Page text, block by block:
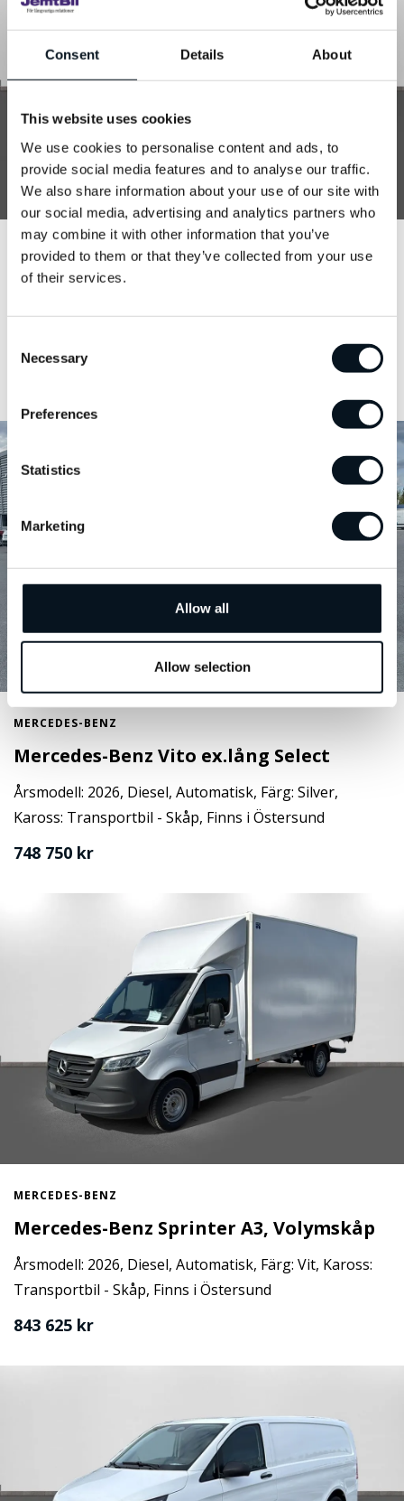
Consent Details About
This website uses cookies
We use cookies to personalise content and ads, to
provide social media features and to analyse our traffic.
We also share information about your use of our site with
our social media, advertising and analytics partners who
may combine it with other information that you’ve
provided to them or that they’ve collected from your use
of their services.
Selection
Necessary
Preferences
Statistics
Marketing
Allow all
Allow selection
MERCEDES-BENZ
Mercedes-Benz Citan #KAMPANJPRIS#
Årsmodell: 2024, Diesel, Automatisk, Färg: Vit, Kaross:
MERCEDES-BENZ
Mercedes-Benz Vito ex.lång Select
Årsmodell: 2026, Diesel, Automatisk, Färg: Silver,
Kaross: Transportbil - Skåp, Finns i Östersund
748 750 kr
MERCEDES-BENZ
Mercedes-Benz Sprinter A3, Volymskåp
Årsmodell: 2026, Diesel, Automatisk, Färg: Vit, Kaross:
Transportbil - Skåp, Finns i Östersund
843 625 kr